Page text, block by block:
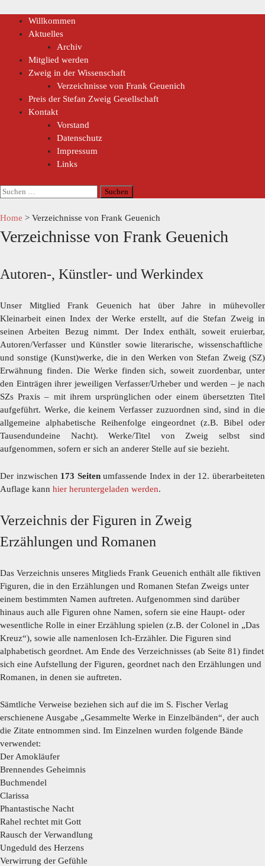
Willkommen
Aktuelles
Archiv
Mitglied werden
Zweig in der Wissenschaft
Verzeichnisse von Frank Geuenich
Preis der Stefan Zweig Gesellschaft
Kontakt
Vorstand
Datenschutz
Impressum
Links
Home > Verzeichnisse von Frank Geuenich
Verzeichnisse von Frank Geuenich
Autoren-, Künstler- und Werkindex
Unser Mitglied Frank Geuenich hat über Jahre in mühevoller
Kleinarbeit einen Index der Werke erstellt, auf die Stefan Zweig in
seinen Arbeiten Bezug nimmt. Der Index enthält, soweit eruierbar,
Autoren/Verfasser und Künstler sowie literarische, wissenschaftliche
und sonstige (Kunst)werke, die in den Werken von Stefan Zweig (SZ)
Erwähnung finden. Die Werke finden sich, soweit zuordenbar, unter
den Einträgen ihrer jeweiligen Verfasser/Urheber und werden – je nach
SZs Praxis – mit ihrem ursprünglichen oder einem übersetzten Titel
aufgeführt. Werke, die keinem Verfasser zuzuordnen sind, sind in die
allgemeine alphabetische Reihenfolge eingeordnet (z.B. Bibel oder
Tausendundeine Nacht). Werke/Titel von Zweig selbst sind
aufgenommen, sofern er sich an anderer Stelle auf sie bezieht.
Der inzwischen 173 Seitenumfassende Index in der 12. überarbeiteten
Auflage kann hier heruntergeladen werden.
Verzeichnis der Figuren in Zweig
Erzählungen und Romanen
Das Verzeichnis unseres Mitglieds Frank Geuenich enthält alle fiktiven
Figuren, die in den Erzählungen und Romanen Stefan Zweigs unter
einem bestimmten Namen auftreten. Aufgenommen sind darüber
hinaus auch alle Figuren ohne Namen, sofern sie eine Haupt- oder
wesentliche Rolle in einer Erzählung spielen (z.B. der Colonel in „Das
Kreuz“), sowie alle namenlosen Ich-Erzähler. Die Figuren sind
alphabetisch geordnet. Am Ende des Verzeichnisses (ab Seite 81) findet
sich eine Aufstellung der Figuren, geordnet nach den Erzählungen und
Romanen, in denen sie auftreten.
Sämtliche Verweise beziehen sich auf die im S. Fischer Verlag
erschienene Ausgabe „Gesammelte Werke in Einzelbänden“, der auch
die Zitate entnommen sind. Im Einzelnen wurden folgende Bände
verwendet:
Der Amokläufer
Brennendes Geheimnis
Buchmendel
Clarissa
Phantastische Nacht
Rahel rechtet mit Gott
Rausch der Verwandlung
Ungeduld des Herzens
Verwirrung der Gefühle